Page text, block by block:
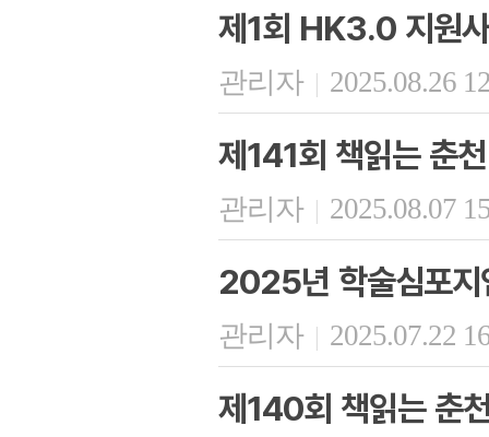
제1회 HK3.0 지원
관리자 | 2025.08.26
제141회 책읽는 춘천
관리자 | 2025.08.07
2025년 학술심포지
관리자 | 2025.07.22
제140회 책읽는 춘